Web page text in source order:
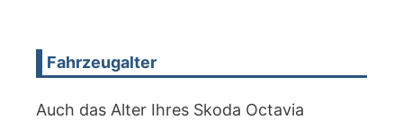
Fahrzeugalter
Auch das Alter Ihres Skoda Octavia